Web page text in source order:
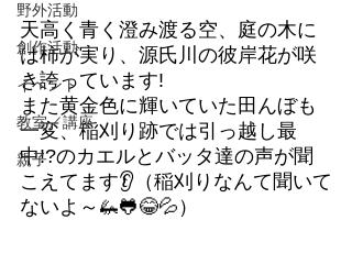
野外活動
創作活動
イベント
教室／講座
親子
天高く青く澄み渡る空、庭の木に
は柿が実り、源氏川の彼岸花が咲
き誇っています!
また黄金色に輝いていた田んぼも
一変、稲刈り跡では引っ越し最
中!?のカエルとバッタ達の声が聞
こえてます👂（稲刈りなんて聞いて
ないよ～🦗🐸😂💦）